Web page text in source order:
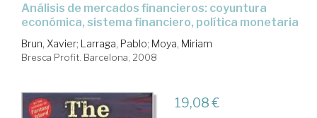
análisis de mercados financieros: coyuntura
económica, sistema financiero, política monetaria
Brun, Xavier; Larraga, Pablo; Moya, Miriam
Bresca Profit. Barcelona, 2008
19,08 €